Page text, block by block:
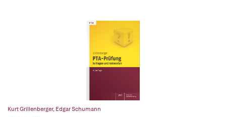
Kurt Grillenberger, Edgar Schumann